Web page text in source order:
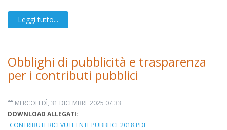
Leggi tutto...
Obblighi di pubblicità e trasparenza
per i contributi pubblici
MERCOLEDÌ, 31 DICEMBRE 2025 07:33
DOWNLOAD ALLEGATI:
CONTRIBUTI_RICEVUTI_ENTI_PUBBLICI_2018.PDF